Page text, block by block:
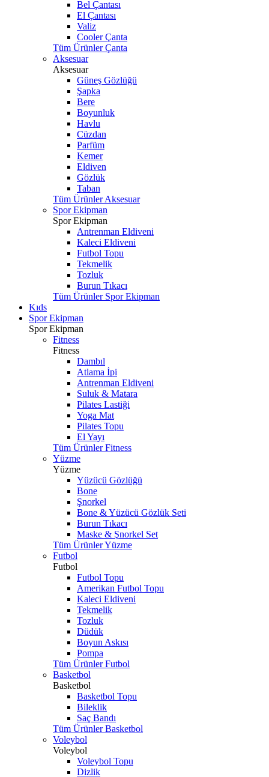
Bel Çantası
El Çantası
Valiz
Cooler Çanta
Tüm Ürünler Çanta
Aksesuar
Aksesuar
Güneş Gözlüğü
Şapka
Bere
Boyunluk
Havlu
Cüzdan
Parfüm
Kemer
Eldiven
Gözlük
Taban
Tüm Ürünler Aksesuar
Spor Ekipman
Spor Ekipman
Antrenman Eldiveni
Kaleci Eldiveni
Futbol Topu
Tekmelik
Tozluk
Burun Tıkacı
Tüm Ürünler Spor Ekipman
Kıds
Spor Ekipman
Spor Ekipman
Fitness
Fitness
Dambıl
Atlama İpi
Antrenman Eldiveni
Suluk & Matara
Pilates Lastiği
Yoga Mat
Pilates Topu
El Yayı
Tüm Ürünler Fitness
Yüzme
Yüzme
Yüzücü Gözlüğü
Bone
Şnorkel
Bone & Yüzücü Gözlük Seti
Burun Tıkacı
Maske & Şnorkel Set
Tüm Ürünler Yüzme
Futbol
Futbol
Futbol Topu
Amerikan Futbol Topu
Kaleci Eldiveni
Tekmelik
Tozluk
Düdük
Boyun Askısı
Pompa
Tüm Ürünler Futbol
Basketbol
Basketbol
Basketbol Topu
Bileklik
Saç Bandı
Tüm Ürünler Basketbol
Voleybol
Voleybol
Voleybol Topu
Dizlik